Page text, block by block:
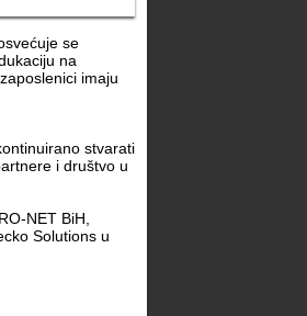
se
na
imaju
stvarati
i društvo u
NET BiH,
Solutions u